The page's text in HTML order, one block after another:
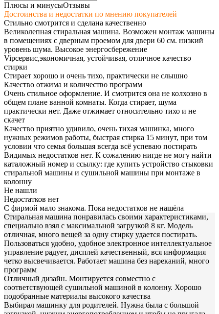
Плюсы и минусыОтзывы
Достоинства и недостатки по мнению покупателей
Стильно смотрится и сделана качественно
Великолепная стиральная машина. Возможен монтаж машины
в помещениях с дверным проемом для двери 60 см. низкий
уровень шума. Высокое энергосбережение
Vipсервис,экономичная, устойчивая, отличное качество
стирки
Стирает хорошо и очень тихо, практически не слышно
Качество отжима и количество программ
Очень стильное оформление. И смотрится она не колхозно в
общем плане ванной комнаты. Когда стирает, шума
практически нет. Даже отжимает относительно тихо и не
скачет
Качество приятно удивило, очень тихая машинка, много
нужных режимов работы, быстрая стирка 15 минут, при том
условии что семья большая всегда всё успеваю постирать
Видимых недостатков нет. К сожалению нигде не могу найти
каталожный номер и ссылку: где купить устройство стыковки
стиральной машины и сушильной машины при монтаже в
колонну
Не нашли
Недостатков нет
С фирмой мало знакома. Пока недостатков не нашёла
Стиральная машина понравилась своими характеристиками,
специально взял с максимальной загрузкой 8 кг. Модель
отличная, много вещей за одну стирку удается постирать.
Пользоваться удобно, удобное электронное интеллектуальное
управление радует, дисплей качественный, вся информация
четко высвечивается. Работает машина без нареканий, много
программ
Отличный дизайн. Монтируется совместно с
соответствующей сушильной машиной в колонну. Хорошо
подобранные материалы высокого качества
Выбирал машинку для родителей. Нужна была с большой